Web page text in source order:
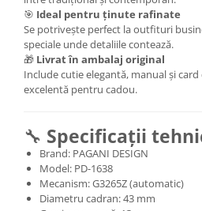
🎯 Ideal pentru ținute rafinate
Se potrivește perfect la outfituri
speciale unde detaliile contează.
🎁 Livrat în ambalaj original
Include cutie elegantă, manual și
excelentă pentru cadou.
🔧 Specificații
Brand: PAGANI DESIGN
Model: PD-1638
Mecanism: G3265Z (automatic)
Diametru cadran: 43 mm